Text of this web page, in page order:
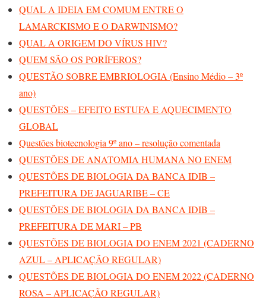
QUAL A IDEIA EM COMUM ENTRE O
LAMARCKISMO E O DARWINISMO?
QUAL A ORIGEM DO VÍRUS HIV?
QUEM SÃO OS PORÍFEROS?
QUESTÃO SOBRE EMBRIOLOGIA (Ensino Médio – 3º
ano)
QUESTÕES – EFEITO ESTUFA E AQUECIMENTO
GLOBAL
Questões biotecnologia 9º ano – resolução comentada
QUESTÕES DE ANATOMIA HUMANA NO ENEM
QUESTÕES DE BIOLOGIA DA BANCA IDIB –
PREFEITURA DE JAGUARIBE – CE
QUESTÕES DE BIOLOGIA DA BANCA IDIB –
PREFEITURA DE MARI – PB
QUESTÕES DE BIOLOGIA DO ENEM 2021 (CADERNO
AZUL – APLICAÇÃO REGULAR)
QUESTÕES DE BIOLOGIA DO ENEM 2022 (CADERNO
ROSA – APLICAÇÃO REGULAR)